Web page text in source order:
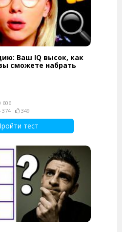
Ваш IQ высок, как
сможете набрать
606
374
349
тест